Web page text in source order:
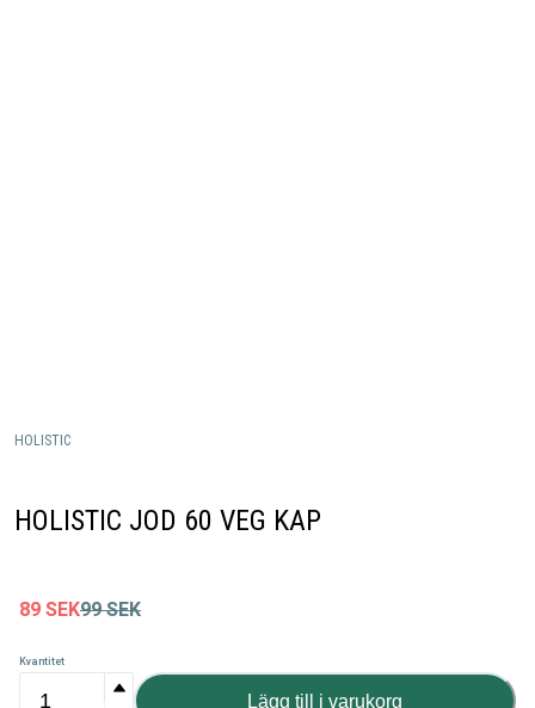
HOLISTIC
HOLISTIC JOD 60 VEG KAP
89 SEK99 SEK
Kvantitet
Lägg till i varukorg